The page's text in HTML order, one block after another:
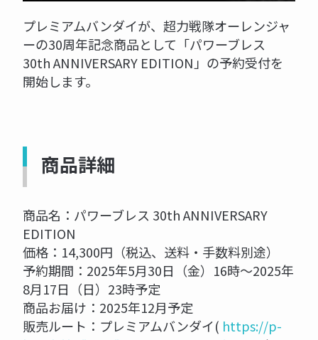
プレミアムバンダイが、超力戦隊オーレンジャ
ーの30周年記念商品として「パワーブレス
30th ANNIVERSARY EDITION」の予約受付を
開始します。
商品詳細
商品名：パワーブレス 30th ANNIVERSARY
EDITION
価格：14,300円（税込、送料・手数料別途）
予約期間：2025年5月30日（金）16時～2025年
8月17日（日）23時予定
商品お届け：2025年12月予定
販売ルート：プレミアムバンダイ( https://p-